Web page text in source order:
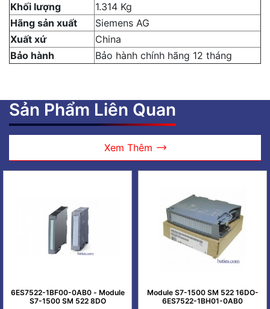
Khối lượng
1.314 Kg
Hãng sản xuất
Siemens AG
Xuất xứ
China
Bảo hành
Bảo hành chính hãng 12 tháng
Sản Phẩm Liên Quan
Xem Thêm
6ES7522-1BF00-0AB0 - Module
S7-1500 SM 522 8DO
Module S7-1500 SM 522 16DO-
6ES7522-1BH01-0AB0